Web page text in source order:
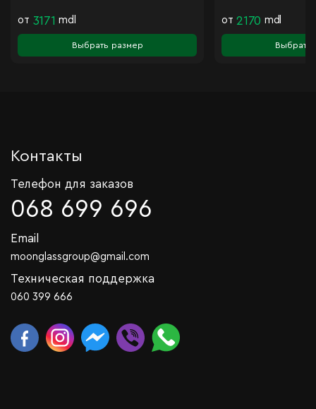
от 3171 mdl
Выбрать размер
от 2170 mdl
Выбрать
Контакты
Телефон для заказов
068 699 696
Email
moonglassgroup@gmail.com
Техническая поддержка
060 399 666